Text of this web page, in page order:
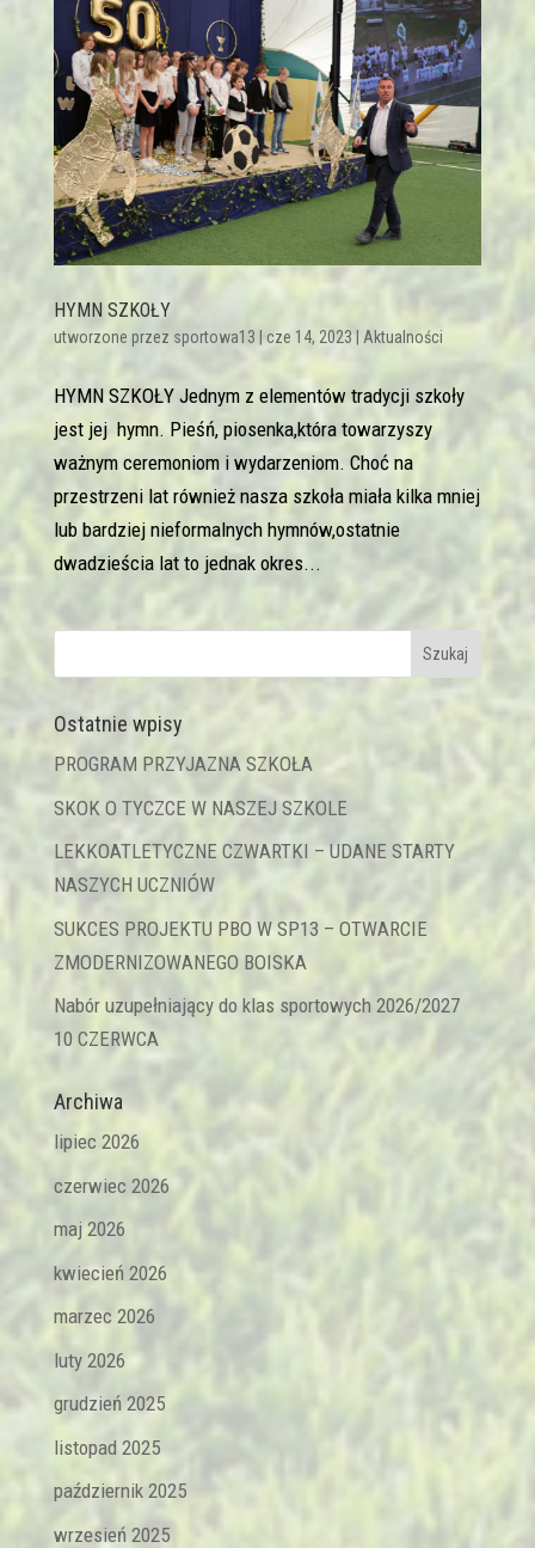
HYMN SZKOŁY
utworzone przez sportowa13 cze 14, 2023 Aktualności
HYMN SZKOŁY Jednym z elementów tradycji szkoły
jest jej hymn. Pieśń, piosenka,która towarzyszy
ważnym ceremoniom i wydarzeniom. Choć na
przestrzeni lat również nasza szkoła miała kilka mniej
lub bardziej nieformalnych hymnów,ostatnie
dwadzieścia lat to jednak okres...
Ostatnie wpisy
PROGRAM PRZYJAZNA SZKOŁA
SKOK O TYCZCE W NASZEJ SZKOLE
LEKKOATLETYCZNE CZWARTKI – UDANE STARTY
NASZYCH UCZNIÓW
SUKCES PROJEKTU PBO W SP13 – OTWARCIE
ZMODERNIZOWANEGO BOISKA
Nabór uzupełniający do klas sportowych 2026/2027
10 CZERWCA
Archiwa
lipiec 2026
czerwiec 2026
maj 2026
kwiecień 2026
marzec 2026
luty 2026
grudzień 2025
listopad 2025
październik 2025
wrzesień 2025